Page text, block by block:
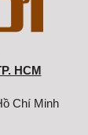
HCM
Chí Minh